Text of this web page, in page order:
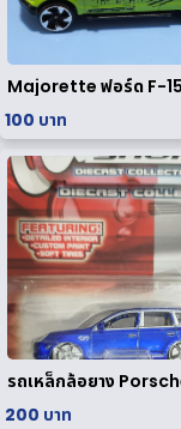
100 บาท
200 บาท